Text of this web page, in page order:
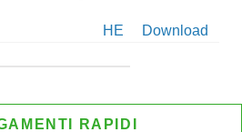
HE
Download
RAPIDI